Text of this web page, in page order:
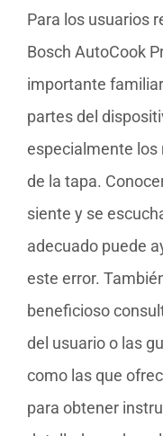
Para los usuarios
Bosch AutoCook
importante
partes del
especialmente
de la tapa.
siente y se
adecuado puede
este error.
beneficioso
del usuario o las
como las que
para obtener